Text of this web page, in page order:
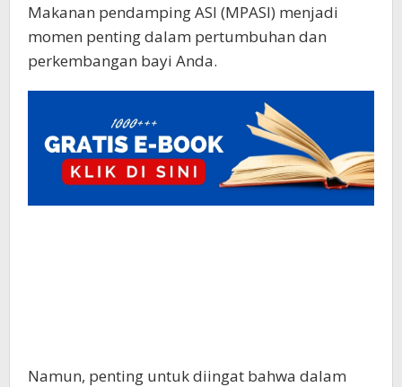
Makanan pendamping ASI (MPASI) menjadi
momen penting dalam pertumbuhan dan
perkembangan bayi Anda.
Namun, penting untuk diingat bahwa dalam